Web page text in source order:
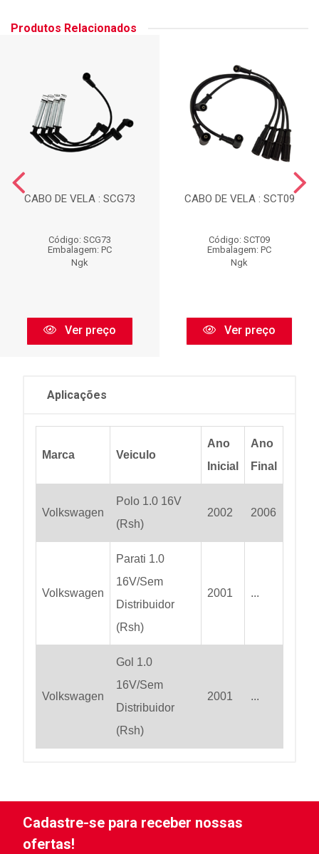
Produtos Relacionados
CABO DE VELA : SCG73
Código: SCG73
Embalagem: PC
Ngk
Ver preço
CABO DE VELA : SCT09
Código: SCT09
Embalagem: PC
Ngk
Ver preço
Aplicações
Marca Veiculo
Ano
Inicial
Ano
Final
Volkswagen
Polo 1.0 16V
(Rsh)
2002 2006
Volkswagen
Parati 1.0
16V/Sem
Distribuidor
(Rsh)
2001 ...
Volkswagen
Gol 1.0
16V/Sem
Distribuidor
(Rsh)
2001 ...
Cadastre-se para receber nossas
ofertas!